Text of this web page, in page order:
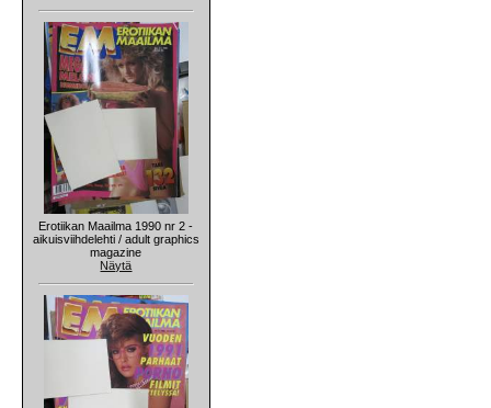
Erotiikan Maailma 1990 nr 2 -
aikuisviihdelehti / adult graphics
magazine
Näytä